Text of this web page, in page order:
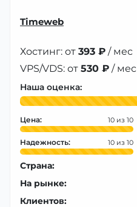
Timeweb
Хостинг: от 393 ₽ / мес
VPS/VDS: от 530 ₽ / мес
Наша оценка:
Цена: 10
Надежность: 10
Страна:
На рынке:
Клиентов: